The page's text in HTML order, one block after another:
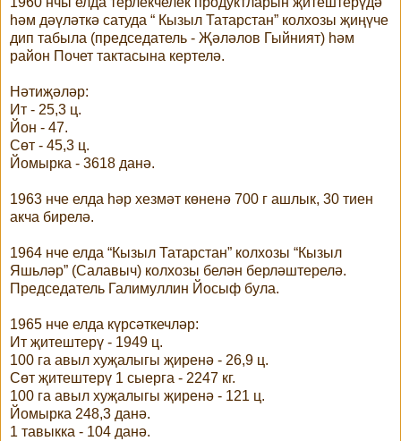
һәм дәүләткә сатуда “ Кызыл Татарстан” колхозы җиңүче
дип табыла (председатель - Җәләлов Гыйният) һәм
район Почет тактасына кертелә.
Нәтиҗәләр:
Ит - 25,3 ц.
Йон - 47.
Сөт - 45,3 ц.
Йомырка - 3618 данә.
1963 нче елда һәр хезмәт көненә 700 г ашлык, 30 тиен
акча бирелә.
1964 нче елда “Кызыл Татарстан” колхозы “Кызыл
Яшьләр” (Салавыч) колхозы белән берләштерелә.
Председатель Галимуллин Йосыф була.
1965 нче елда күрсәткечләр:
Ит җитештерү - 1949 ц.
100 га авыл хуҗалыгы җиренә - 26,9 ц.
Сөт җитештерү 1 сыерга - 2247 кг.
100 га авыл хуҗалыгы җиренә - 121 ц.
Йомырка 248,3 данә.
1 тавыкка - 104 данә.